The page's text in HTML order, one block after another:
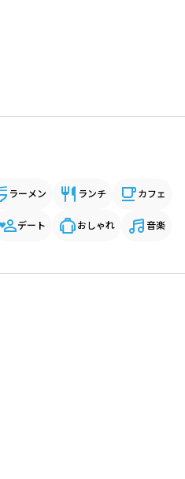
ラーメン ランチ カフェ
デート おしゃれ 音楽